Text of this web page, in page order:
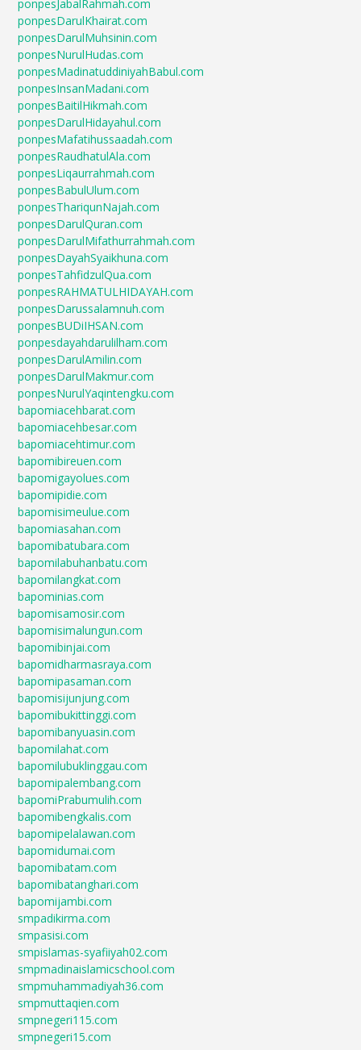
ponpesJabalRahmah.com
ponpesDarulKhairat.com
ponpesDarulMuhsinin.com
ponpesNurulHudas.com
ponpesMadinatuddiniyahBabul.com
ponpesInsanMadani.com
ponpesBaitilHikmah.com
ponpesDarulHidayahul.com
ponpesMafatihussaadah.com
ponpesRaudhatulAla.com
ponpesLiqaurrahmah.com
ponpesBabulUlum.com
ponpesThariqunNajah.com
ponpesDarulQuran.com
ponpesDarulMifathurrahmah.com
ponpesDayahSyaikhuna.com
ponpesTahfidzulQua.com
ponpesRAHMATULHIDAYAH.com
ponpesDarussalamnuh.com
ponpesBUDiIHSAN.com
ponpesdayahdarulilham.com
ponpesDarulAmilin.com
ponpesDarulMakmur.com
ponpesNurulYaqintengku.com
bapomiacehbarat.com
bapomiacehbesar.com
bapomiacehtimur.com
bapomibireuen.com
bapomigayolues.com
bapomipidie.com
bapomisimeulue.com
bapomiasahan.com
bapomibatubara.com
bapomilabuhanbatu.com
bapomilangkat.com
bapominias.com
bapomisamosir.com
bapomisimalungun.com
bapomibinjai.com
bapomidharmasraya.com
bapomipasaman.com
bapomisijunjung.com
bapomibukittinggi.com
bapomibanyuasin.com
bapomilahat.com
bapomilubuklinggau.com
bapomipalembang.com
bapomiPrabumulih.com
bapomibengkalis.com
bapomipelalawan.com
bapomidumai.com
bapomibatam.com
bapomibatanghari.com
bapomijambi.com
smpadikirma.com
smpasisi.com
smpislamas-syafiiyah02.com
smpmadinaislamicschool.com
smpmuhammadiyah36.com
smpmuttaqien.com
smpnegeri115.com
smpnegeri15.com